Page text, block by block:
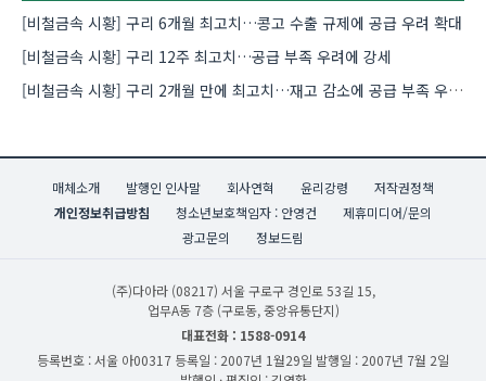
[비철금속 시황] 구리 6개월 최고치…콩고 수출 규제에 공급 우려 확대
[비철금속 시황] 구리 12주 최고치…공급 부족 우려에 강세
[비철금속 시황] 구리 2개월 만에 최고치…재고 감소에 공급 부족 우려 확대
매체소개 발행인 인사말 회사연혁 윤리강령
저작권정책
개인정보취급방침
청소년보호책임자 : 안영건
제휴미디어/문의
광고문의
정보드림
(주)다아라 (08217) 서울 구로구 경인로 53길 15,
업무A동 7층 (구로동, 중앙유통단지)
대표전화 : 1588-0914
등록번호 : 서울 아00317 등록일 : 2007년 1월29일 발행일 : 2007년 7월 2일